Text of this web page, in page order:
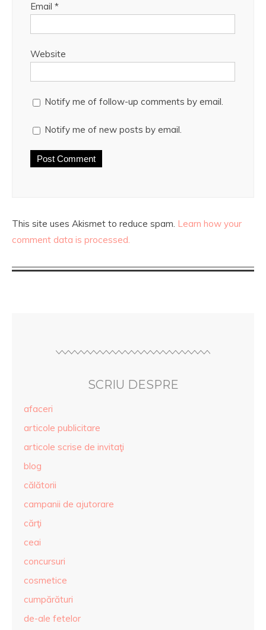
Email *
Website
Notify me of follow-up comments by email.
Notify me of new posts by email.
This site uses Akismet to reduce spam. Learn how your
comment data is processed.
SCRIU DESPRE
afaceri
articole publicitare
articole scrise de invitaţi
blog
călătorii
campanii de ajutorare
cărţi
ceai
concursuri
cosmetice
cumpărături
de-ale fetelor